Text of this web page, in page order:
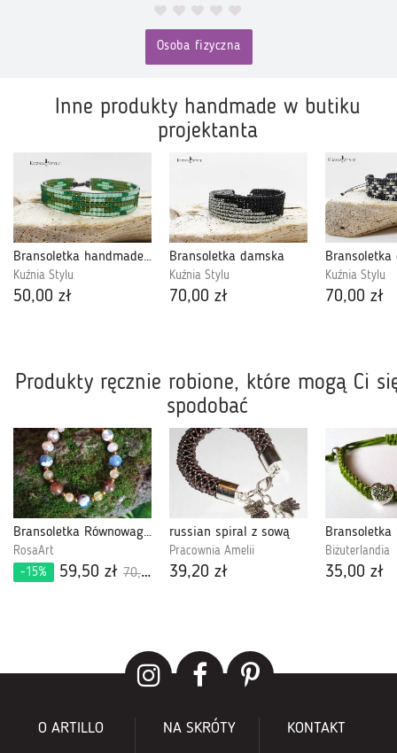
Osoba fizyczna
Inne produkty handmade w butiku
projektanta
Bransoletka handmade z koralików zielona Boho
Kuźnia Stylu
50,00 zł
Bransoletka damska
Kuźnia Stylu
70,00 zł
Kuźnia Stylu
70,00 zł
Produkty ręcznie robione, które mogą Ci
spodobać
Bransoletka Równowaga i Dobrobyt
RosaArt
-15%
59,50 zł 70,00 zł
russian spiral z sową
Pracownia Amelii
39,20 zł
Biżuterlandia
35,00 zł
O ARTILLO NA SKRÓTY KONTAKT